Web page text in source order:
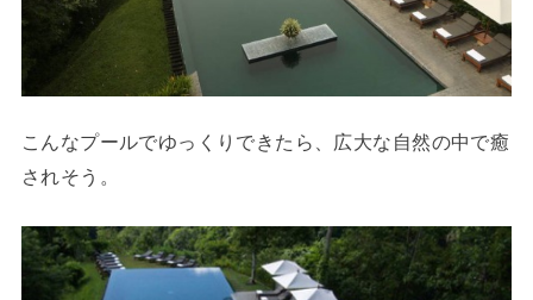
こんなプールでゆっくりできたら、広大な自然の中で癒
されそう。